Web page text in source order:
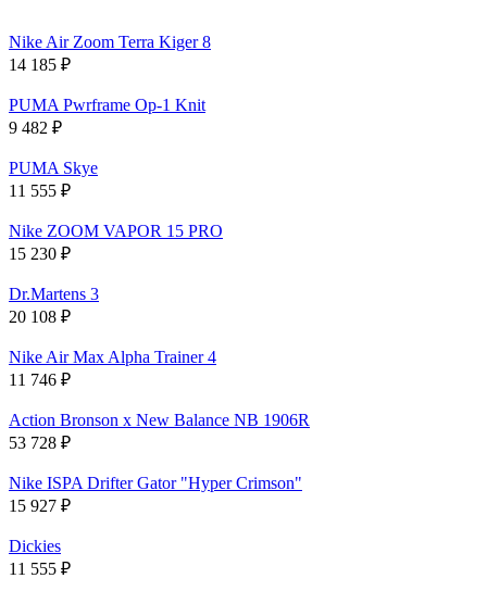
Nike Air Zoom Terra Kiger 8
14 185 ₽
PUMA Pwrframe Op-1 Knit
9 482 ₽
PUMA Skye
11 555 ₽
Nike ZOOM VAPOR 15 PRO
15 230 ₽
Dr.Martens 3
20 108 ₽
Nike Air Max Alpha Trainer 4
11 746 ₽
Action Bronson x New Balance NB 1906R
53 728 ₽
Nike ISPA Drifter Gator "Hyper Crimson"
15 927 ₽
Dickies
11 555 ₽